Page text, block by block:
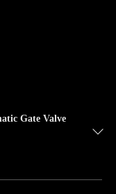
Gate Valve